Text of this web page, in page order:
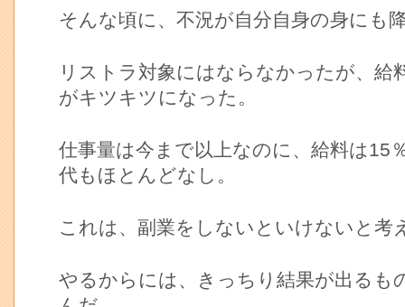
そんな頃に、不況が自分自身の身にも
リストラ対象にはならなかったが、給
がキツキツになった。
仕事量は今まで以上なのに、給料は15
代もほとんどなし。
これは、副業をしないといけないと考
やるからには、きっちり結果が出るも